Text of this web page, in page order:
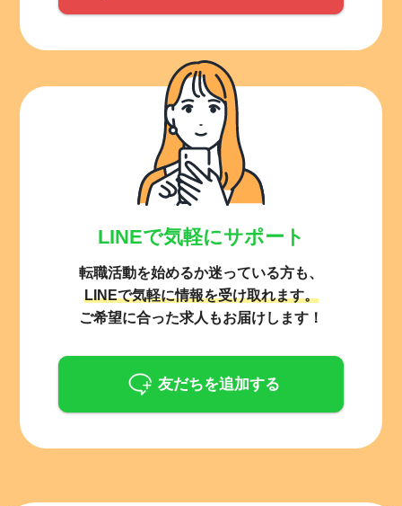
LINEで気軽にサポート
転職活動を始めるか迷っている方も、
LINEで気軽に情報を受け取れます。
ご希望に合った求人もお届けします！
友だちを追加する